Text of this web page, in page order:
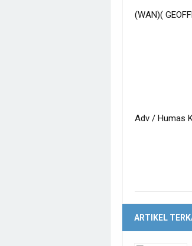
(WAN)(
Adv / Humas
ARTIKEL